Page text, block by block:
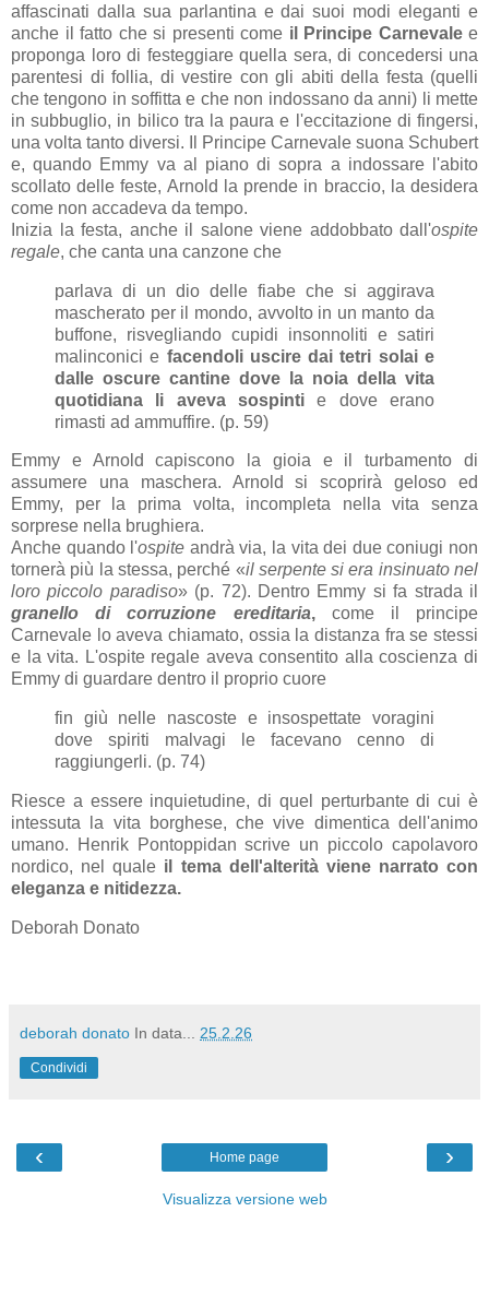
affascinati dalla sua parlantina e dai suoi modi eleganti e
anche il fatto che si presenti come il Principe Carnevalee
proponga loro di festeggiare quella sera, di concedersi una
parentesi di follia, di vestire con gli abiti della festa (quelli
che tengono in soffitta e che non indossano da anni) li mette
in subbuglio, in bilico tra la paura e l'eccitazione di fingersi,
una volta tanto diversi. Il Principe Carnevale suona Schubert
e, quando Emmy va al piano di sopra a indossare l'abito
scollato delle feste, Arnold la prende in braccio, la desidera
come non accadeva da tempo.
Inizia la festa, anche il salone viene addobbato dall'ospite
regale, che canta una canzone che
parlava di un dio delle fiabe che si aggirava
mascherato per il mondo, avvolto in un manto da
buffone, risvegliando cupidi insonnoliti e satiri
malinconici e facendoli uscire dai tetri solai e
dalle oscure cantine dove la noia della vita
quotidiana li aveva sospintie dove erano
rimasti ad ammuffire. (p. 59)
Emmy e Arnold capiscono la gioia e il turbamento di
assumere una maschera. Arnold si scoprirà geloso ed
Emmy, per la prima volta, incompleta nella vita senza
sorprese nella brughiera.
Anche quando l'ospite andrà via, la vita dei due coniugi non
tornerà più la stessa, perché «il serpente si era insinuato nel
loro piccolo paradiso» (p. 72). Dentro Emmy si fa strada il
granello di corruzione ereditaria,come il principe
Carnevale lo aveva chiamato, ossia la distanza fra se stessi
e la vita. L'ospite regale aveva consentito alla coscienza di
Emmy di guardare dentro il proprio cuore
fin giù nelle nascoste e insospettate voragini
dove spiriti malvagi le facevano cenno di
raggiungerli. (p. 74)
Riesce a essere inquietudine, di quel perturbante di cui è
intessuta la vita borghese, che vive dimentica dell'animo
umano. Henrik Pontoppidan scrive un piccolo capolavoro
nordico, nel quale il tema dell'alterità viene narrato con
eleganza e nitidezza.
Deborah Donato
deborah donato In data... 25.2.26
Condividi
‹ ›
Home page
Visualizza versione web